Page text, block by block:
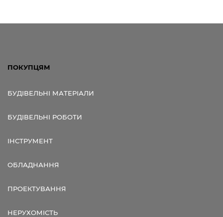
ПОКУПЦЯМ
БУДІВЕЛЬНІ МАТЕРІАЛИ
БУДІВЕЛЬНІ РОБОТИ
ІНСТРУМЕНТ
ОБЛАДНАННЯ
ПРОЕКТУВАННЯ
НЕРУХОМІСТЬ